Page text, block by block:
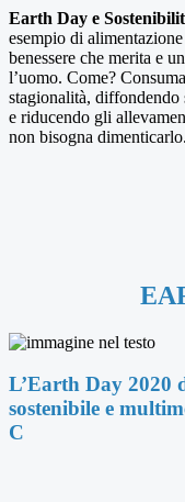
Earth Day e
esempio di
benessere che merita e
l’uomo. Come?
stagionalità, diffondendo
e riducendo gli
non bisogna dimenticarlo.
L’Earth Day 2020
sostenibile e
C